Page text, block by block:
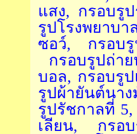
แสง, กรอบรู
รูปโรงพยาบ
ซอว์, กรอบรู
กรอบรูปถ่า
บอล, กรอบรู
รูปผ้ายันต์นา
รูปรัชกาลที่
เลียน, กรอบ